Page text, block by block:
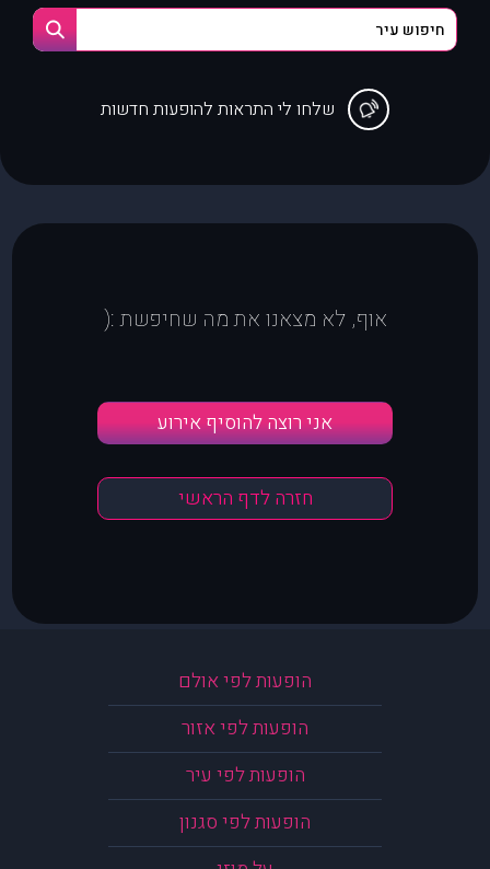
שלחו לי התראות להופעות חדשות
אוף, לא מצאנו את מה שחיפשת :(
אני רוצה להוסיף אירוע
חזרה לדף הראשי
הופעות לפי אולם
הופעות לפי אזור
הופעות לפי עיר
הופעות לפי סגנון